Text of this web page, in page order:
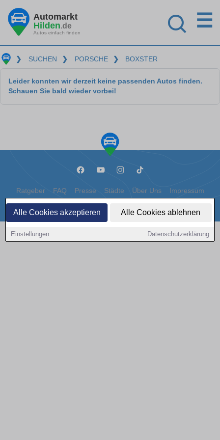
Alle Cookies akzeptieren Alle Cookies ablehnen
Einstellungen Datenschutzerklärung
Automarkt
Hilden.de
Autos einfach finden
☰
❯ SUCHEN ❯ PORSCHE ❯ BOXSTER
Leider konnten wir derzeit keine passenden Autos finden.
Schauen Sie bald wieder vorbei!
Ratgeber FAQ Presse Städte Über Uns Impressum
Datenschutz Cookies
Copyright © 2000 - 2026 | 1A Infosysteme GmbH | Content by: 1a-sites-autos